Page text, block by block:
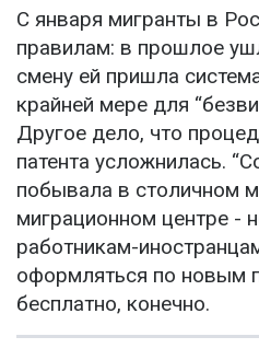
С января мигранты в
правилам: в прошлое
смену ей пришла
крайней мере для
Другое дело, что
патента усложнилась.
побывала в столичном
миграционном центре -
работникам-
оформляться по новым
бесплатно, конечно.